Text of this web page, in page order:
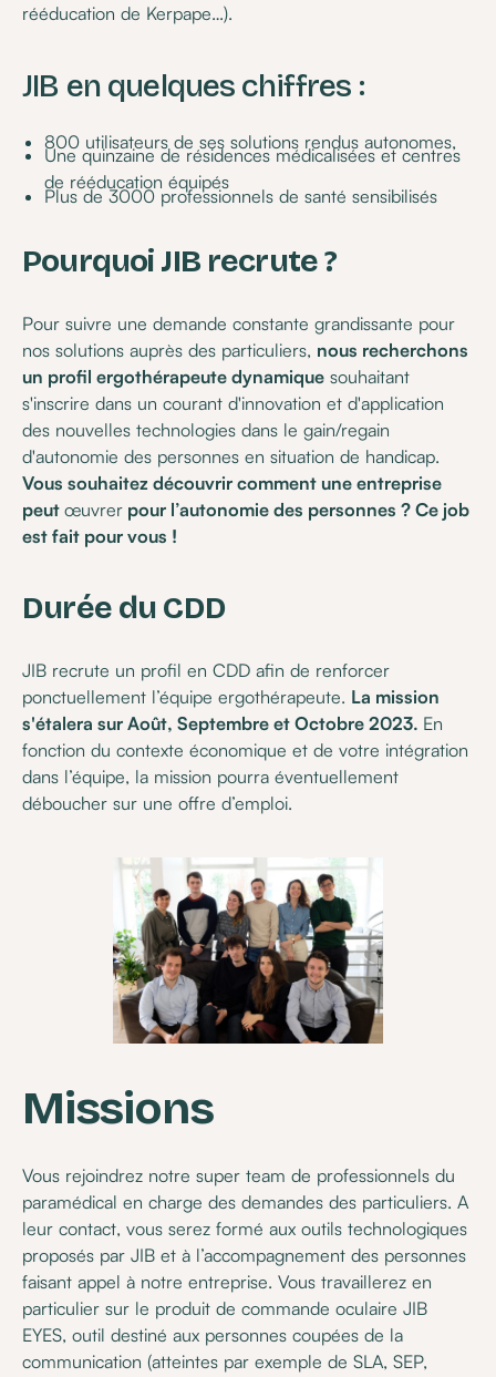
rééducation de Kerpape…).
JIB en quelques chiffres :
800 utilisateurs de ses solutions rendus autonomes,
Une quinzaine de résidences médicalisées et centres
de rééducation équipés
Plus de 3000 professionnels de santé sensibilisés
Pourquoi JIB recrute ?
Pour suivre une demande constante grandissante pour
nos solutions auprès des particuliers, nous recherchons
un profil ergothérapeute dynamique souhaitant
s'inscrire dans un courant d'innovation et d'application
des nouvelles technologies dans le gain/regain
d'autonomie des personnes en situation de handicap.
Vous souhaitez découvrir comment une entreprise
peutœuvrer pour l’autonomie des personnes ? Ce job
est fait pour vous !
Durée du CDD
JIB recrute un profil en CDD afin de renforcer
ponctuellement l’équipe ergothérapeute. La mission
s'étalera sur Août, Septembre et Octobre 2023. En
fonction du contexte économique et de votre intégration
dans l’équipe, la mission pourra éventuellement
déboucher sur une offre d’emploi.
Missions
Vous rejoindrez notre super team de professionnels du
paramédical en charge des demandes des particuliers. A
leur contact, vous serez formé aux outils technologiques
proposés par JIB et à l’accompagnement des personnes
faisant appel à notre entreprise. Vous travaillerez en
particulier sur le produit de commande oculaire JIB
EYES, outil destiné aux personnes coupées de la
communication (atteintes par exemple de SLA, SEP,